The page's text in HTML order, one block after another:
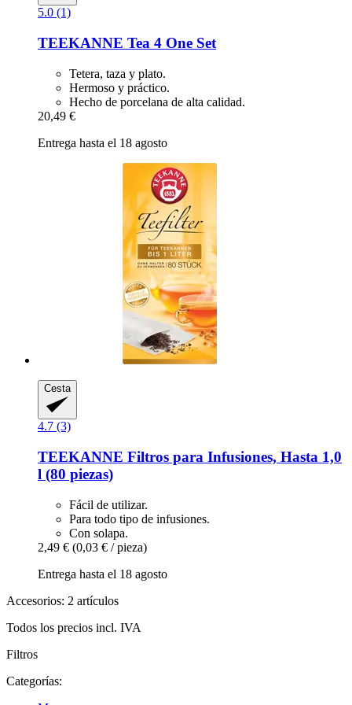
5.0 (1)
TEEKANNE Tea 4 One Set
Tetera, taza y plato.
Hermoso y práctico.
Hecho de porcelana de alta calidad.
20,49 €
Entrega hasta el 18 agosto
Cesta
4.7 (3)
TEEKANNE Filtros para Infusiones, Hasta 1,0
l (80 piezas)
Fácil de utilizar.
Para todo tipo de infusiones.
Con solapa.
2,49 € (0,03 € / pieza)
Entrega hasta el 18 agosto
Accesorios: 2 artículos
Todos los precios incl. IVA
Filtros
Categorías: